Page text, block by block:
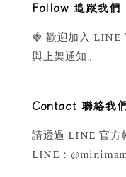
Follow 追蹤我們
🍓 歡迎加入 LINE
與上架通知。
Contact 聯絡我
請透過 LINE 官方
LINE：